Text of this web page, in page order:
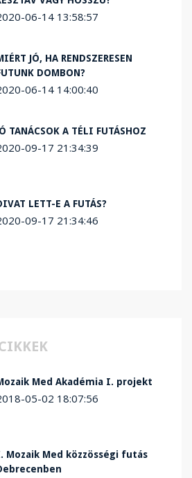
06-14 13:58:57
JÓ, HA RENDSZERESEN
DOMBON?
06-14 14:00:40
TANÁCSOK A TÉLI FUTÁSHOZ
09-17 21:34:39
LETT-E A FUTÁS?
09-17 21:34:46
Med Akadémia I. projekt
05-02 18:07:56
Mozaik Med közzösségi futás